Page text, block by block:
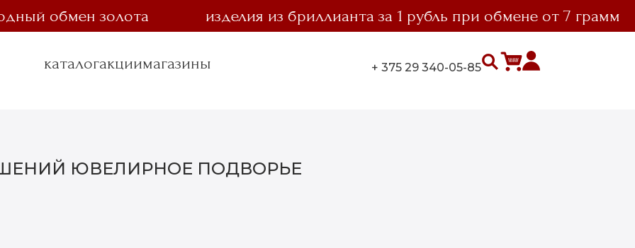
обмен золота изделия из бриллианта за 1 рубль при обмене от 7 грамм
каталогакциимагазины + 375 29 340-05-85
ЮВЕЛИРНОЕ ПОДВОРЬЕ